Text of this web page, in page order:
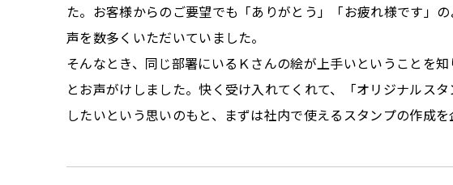
た。お客様からのご要望でも「ありがとう」「お疲れ様です」
声を数多くいただいていました。
そんなとき、同じ部署にいるＫさんの絵が上手いということを
とお声がけしました。快く受け入れてくれて、「オリジナルス
したいという思いのもと、まずは社内で使えるスタンプの作成を